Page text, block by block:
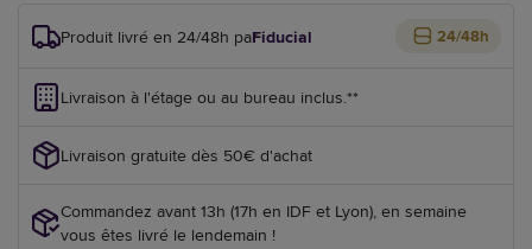
Produit livré en 24/48h parFiducial 24/48h
Livraison à l'étage ou au bureau inclus.**
Livraison gratuite dès 50€ d'achat
Commandez avant 13h (17h en IDF et Lyon), en semaine
vous êtes livré le lendemain !